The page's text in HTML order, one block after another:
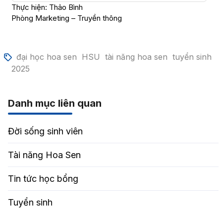
Thực hiện: Thảo Bình
Phòng Marketing – Truyền thông
đại học hoa sen HSU tài năng hoa sen tuyển sinh
2025
Danh mục liên quan
Đời sống sinh viên
Tài năng Hoa Sen
Tin tức học bổng
Tuyển sinh